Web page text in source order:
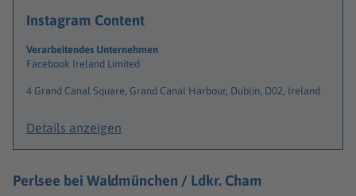
Instagram Content
Verarbeitendes Unternehmen
Facebook Ireland Limited
4 Grand Canal Square, Grand Canal Harbour, Dublin, D02, Ireland
Details anzeigen
Perlsee bei Waldmünchen / Ldkr. Cham